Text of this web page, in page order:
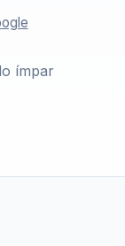
ímpar